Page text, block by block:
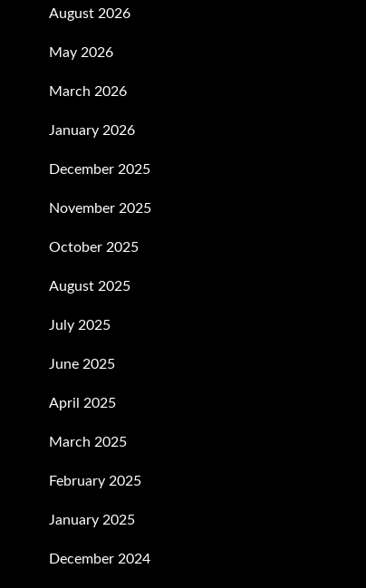
August 2026
May 2026
March 2026
January 2026
December 2025
November 2025
October 2025
August 2025
July 2025
June 2025
April 2025
March 2025
February 2025
January 2025
December 2024